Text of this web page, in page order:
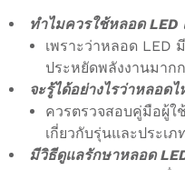
ทำไมควรใช้หลอด
เพราะว่าหลอด LED
ประหยัดพลังงานมาก
จะรู้ได้อย่างไรว่าหลอด
ควรตรวจสอบคู่มือผู้ใ
เกี่ยวกับรุ่นและประเ
มีวิธีดูแลรักษาหลอด